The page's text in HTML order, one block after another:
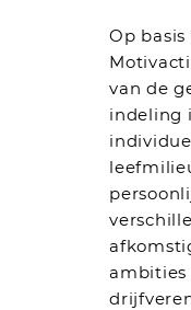
Op
van de
indeling
ambities